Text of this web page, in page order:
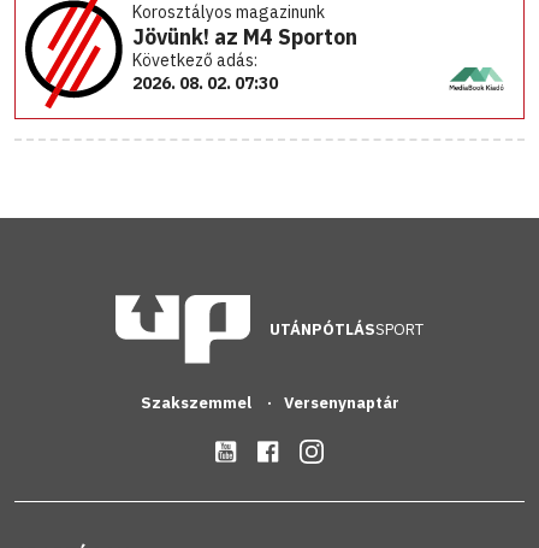
Korosztályos magazinunk
Jövünk! az M4 Sporton
Következő adás:
2026. 08. 02. 07:30
UTÁNPÓTLÁSSPORT
Szakszemmel Versenynaptár